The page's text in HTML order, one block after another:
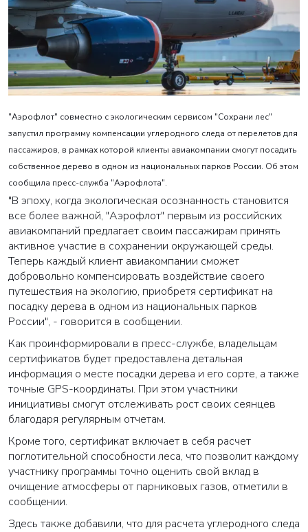
"Аэрофлот" совместно с экологическим сервисом "Сохрани лес"
запустил программу компенсации углеродного следа от перелетов для
пассажиров, в рамках которой клиенты авиакомпании смогут посадить
собственное дерево в одном из национальных парков России. Об этом
сообщила пресс-служба "Аэрофлота".
"В эпоху, когда экологическая осознанность становится
все более важной, "Аэрофлот" первым из российских
авиакомпаний предлагает своим пассажирам принять
активное участие в сохранении окружающей среды.
Теперь каждый клиент авиакомпании сможет
добровольно компенсировать воздействие своего
путешествия на экологию, приобретя сертификат на
посадку дерева в одном из национальных парков
России", - говорится в сообщении.
Как проинформировали в пресс-службе, владельцам
сертификатов будет предоставлена детальная
информация о месте посадки дерева и его сорте, а также
точные GPS-координаты. При этом участники
инициативы смогут отслеживать рост своих сеянцев
благодаря регулярным отчетам.
Кроме того, сертификат включает в себя расчет
поглотительной способности леса, что позволит каждому
участнику программы точно оценить свой вклад в
очищение атмосферы от парниковых газов, отметили в
сообщении.
Здесь также добавили, что для расчета углеродного следа